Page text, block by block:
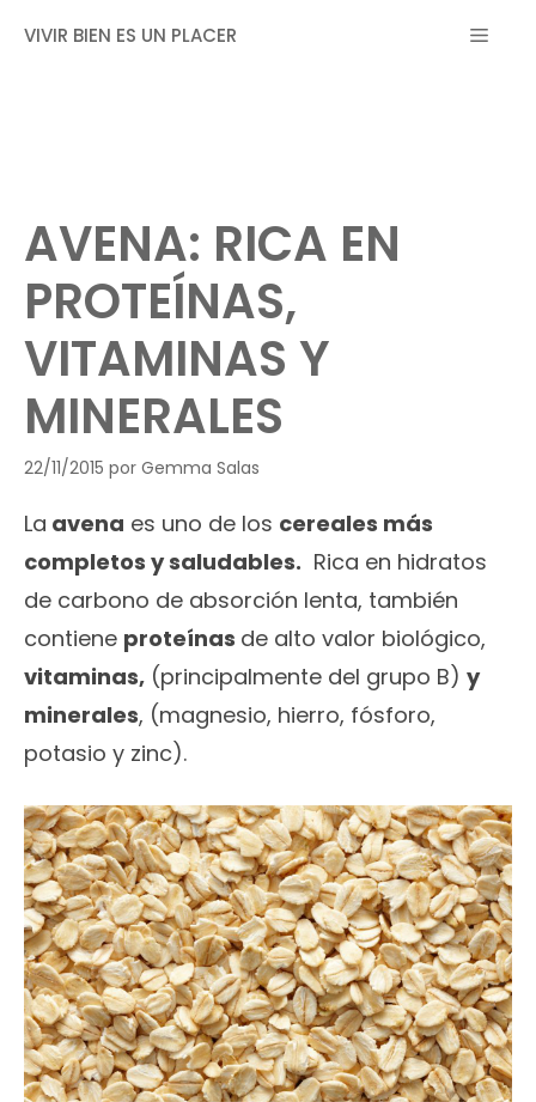
VIVIR BIEN ES UN PLACER MENÚ
AVENA: RICA EN
PROTEÍNAS,
VITAMINAS Y
MINERALES
22/11/2015 por Gemma Salas
La avena es uno de los cereales más
completos y saludables. Rica en hidratos
de carbono de absorción lenta, también
contiene proteínas de alto valor biológico,
vitaminas, (principalmente del grupo B) y
minerales, (magnesio, hierro, fósforo,
potasio y zinc).